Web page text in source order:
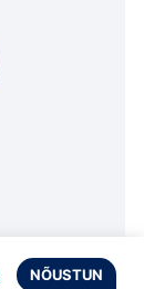
NÕUSTUN